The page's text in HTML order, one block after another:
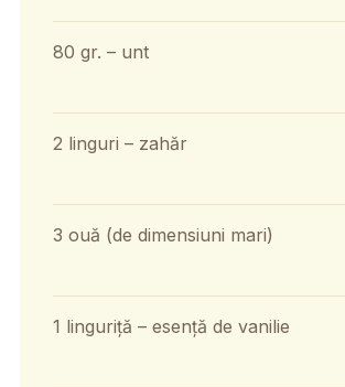
80 gr. – unt
2 linguri – zahăr
3 ouă (de dimensiuni mari)
1 linguriță – esență de vanilie